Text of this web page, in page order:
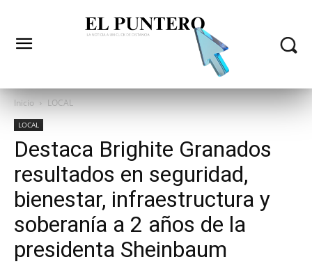
Inicio LOCAL
LOCAL
Destaca Brighite Granados
resultados en seguridad,
bienestar, infraestructura y
soberanía a 2 años de la
presidenta Sheinbaum